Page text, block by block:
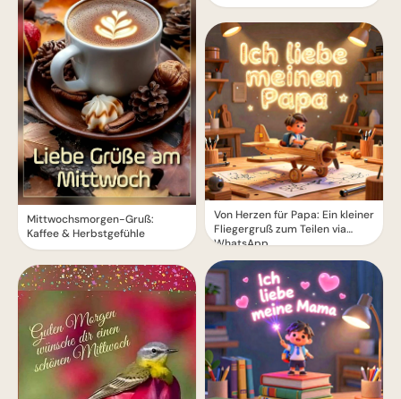
Mittwochsmorgen-Gruß:
Kaffee & Herbstgefühle
Von Herzen für Papa: Ein kleiner
Fliegergruß zum Teilen via
WhatsApp